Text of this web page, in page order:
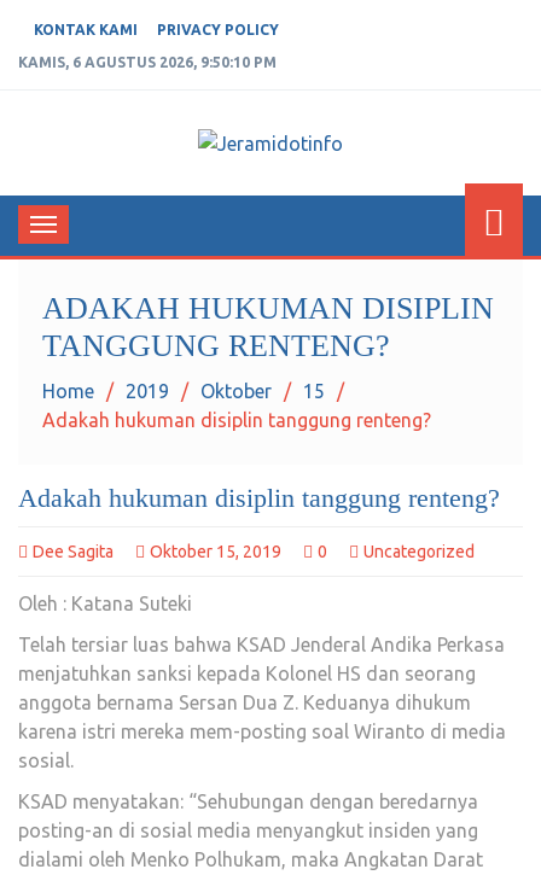
KONTAK KAMI PRIVACY POLICY
KAMIS, 6 AGUSTUS 2026, 9:50:10 PM
JERAMIDOTINFO
Toggle
navigation
ADAKAH HUKUMAN DISIPLIN
TANGGUNG RENTENG?
Home 2019 Oktober
15
Adakah hukuman disiplin tanggung renteng?
Adakah hukuman disiplin tanggung renteng?
Dee Sagita Oktober 15, 2019 0 Uncategorized
Oleh : Katana Suteki
Telah tersiar luas bahwa KSAD Jenderal Andika Perkasa
menjatuhkan sanksi kepada Kolonel HS dan seorang
anggota bernama Sersan Dua Z. Keduanya dihukum
karena istri mereka mem-posting soal Wiranto di media
sosial.
KSAD menyatakan: “Sehubungan dengan beredarnya
posting-an di sosial media menyangkut insiden yang
dialami oleh Menko Polhukam, maka Angkatan Darat